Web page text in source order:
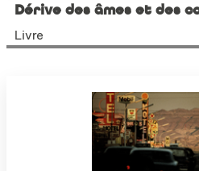
Dérive des âmes et des
Livre